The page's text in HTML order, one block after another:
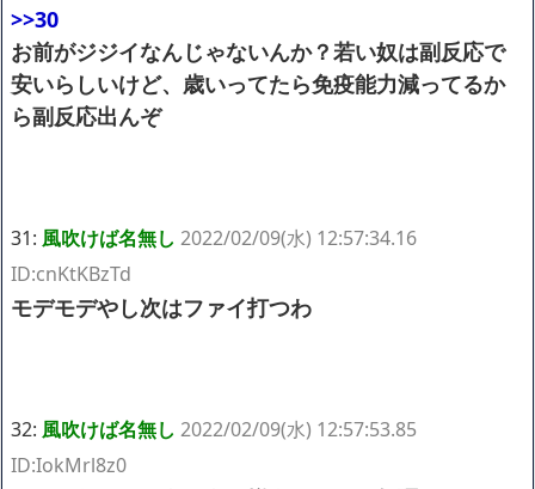
>>30
お前がジジイなんじゃないんか？若い奴は副反応で
安いらしいけど、歳いってたら免疫能力減ってるか
ら副反応出んぞ
31: 風吹けば名無し 2022/02/09(水) 12:57:34.16
ID:cnKtKBzTd
モデモデやし次はファイ打つわ
32: 風吹けば名無し 2022/02/09(水) 12:57:53.85
ID:IokMrl8z0